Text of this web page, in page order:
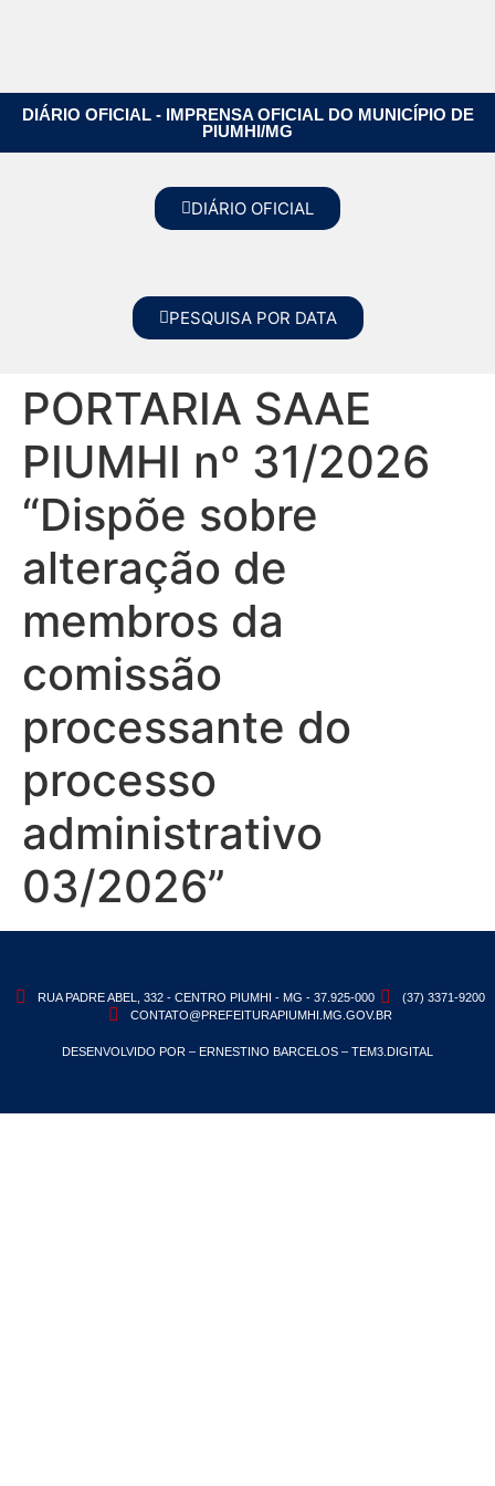
DIÁRIO OFICIAL - IMPRENSA OFICIAL DO MUNICÍPIO DE
PIUMHI/MG
DIÁRIO OFICIAL
PESQUISA POR DATA
PORTARIA SAAE
PIUMHI nº 31/2026
“Dispõe sobre
alteração de
membros da
comissão
processante do
processo
administrativo
03/2026”
RUA PADRE ABEL, 332 - CENTRO PIUMHI - MG - 37.925-000
(37) 3371-9200
CONTATO@PREFEITURAPIUMHI.MG.GOV.BR
DESENVOLVIDO POR – ERNESTINO BARCELOS – TEM3.DIGITAL